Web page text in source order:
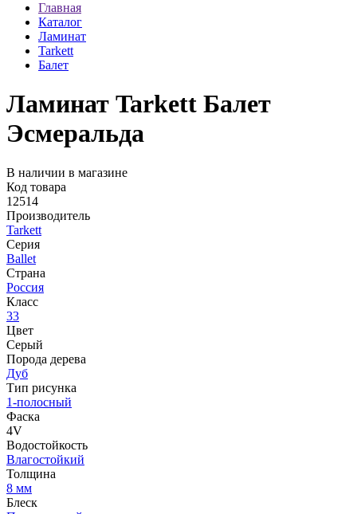
Главная
Каталог
Ламинат
Tarkett
Балет
Ламинат Tarkett Балет
Эсмеральда
В наличии в магазине
Код товара
12514
Производитель
Tarkett
Серия
Ballet
Страна
Россия
Класс
33
Цвет
Серый
Порода дерева
Дуб
Тип рисунка
1-полосный
Фаска
4V
Водостойкость
Влагостойкий
Толщина
8 мм
Блеск